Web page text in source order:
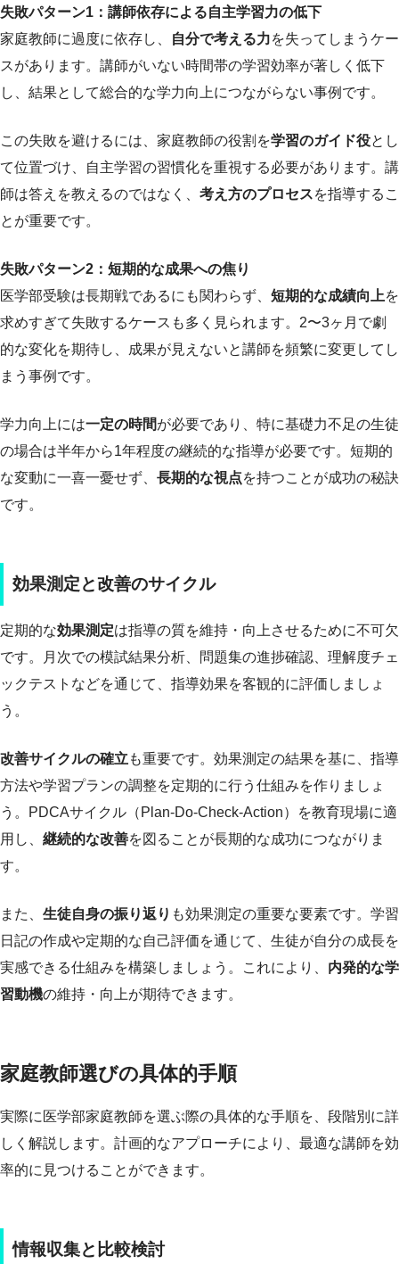
失敗パターン1：講師依存による自主学習力の低下
家庭教師に過度に依存し、
自分で考える力を失ってしまうケー
スがあります。講師がいない時間帯の学習効率が著しく低下
し、結果として総合的な学力向上につながらない事例です。
この失敗を避けるには、家庭教師の役割を学習のガイド役とし
て位置づけ、自主学習の習慣化を重視する必要があります。講
師は答えを教えるのではなく、 考え方のプロセスを指導するこ
とが重要です。
失敗パターン2：短期的な成果への焦り
医学部受験は長期戦であるにも関わらず、 短期的な成績向上を
求めすぎて失敗するケースも多く見られます。2〜3ヶ月で劇
的な変化を期待し、成果が見えないと講師を頻繁に変更してし
まう事例です。
学力向上には一定の時間が必要であり、特に基礎力不足の生徒
の場合は半年から1年程度の継続的な指導が必要です。短期的
な変動に一喜一憂せず、 長期的な視点を持つことが成功の秘訣
です。
効果測定と改善のサイクル
定期的な効果測定は指導の質を維持・向上させるために不可欠
です。月次での模試結果分析、問題集の進捗確認、理解度チェ
ックテストなどを通じて、指導効果を客観的に評価しましょ
う。
改善サイクルの確立 も重要です。効果測定の結果を基に、指導
方法や学習プランの調整を定期的に行う仕組みを作りましょ
う。PDCAサイクル（Plan-Do-Check-Action）を教育現場に適
用し、 継続的な改善を図ることが長期的な成功につながりま
す。
また、 生徒自身の振り返り も効果測定の重要な要素です。学習
日記の作成や定期的な自己評価を通じて、生徒が自分の成長を
実感できる仕組みを構築しましょう。これにより、 内発的な学
習動機の維持・向上が期待できます。
家庭教師選びの具体的手順
実際に医学部家庭教師を選ぶ際の具体的な手順を、段階別に詳
しく解説します。計画的なアプローチにより、最適な講師を効
率的に見つけることができます。
情報収集と比較検討